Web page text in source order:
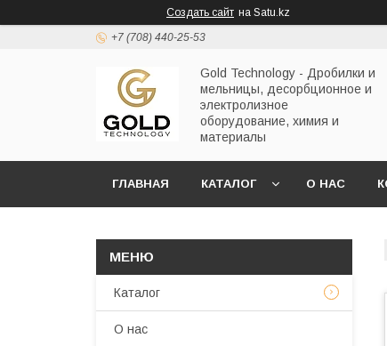
Создать сайт на Satu.kz
+7 (708) 440-25-53
Gold Technology - Дробилки и
мельницы, десорбционное и
электролизное
оборудование, химия и
материалы
ГЛАВНАЯ КАТАЛОГ О НАС
Каталог
О нас